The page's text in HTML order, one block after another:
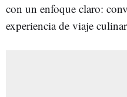
con un enfoque claro:
experiencia de viaje